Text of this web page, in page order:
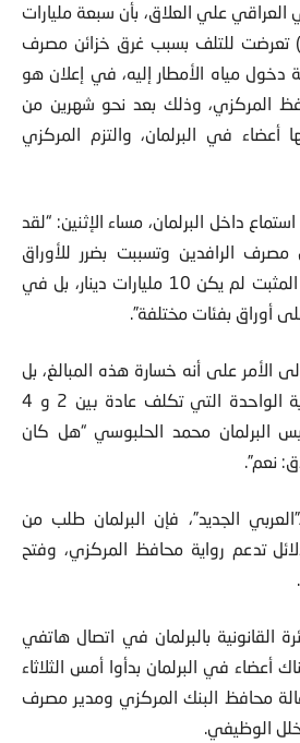
العراقي علي العلاق، بأن سبعة مليارات
دولار) تعرضت للتلف بسبب غرق خزائن مصرف
دخول مياه الأمطار إليه، في إعلان هو
المركزي، وذلك بعد نحو شهرين من
أعضاء في البرلمان، والتزم المركزي
داخل البرلمان، مساء الإثنين: “لقد
مصرف الرافدين وتسببت بضرر للأوراق
النقدية”، مضيفاً: “المبلغ المثبت لم يكن 10 مليارات دينار، بل في
الأمر على أنه خسارة هذه المبالغ، بل
قيمة طبع الورقة النقدية الواحدة التي تكلف عادة بين 2 و 4
البرلمان محمد الحلبوسي “هل كان
الجديد”، فإن البرلمان طلب من
تدعم رواية محافظ المركزي، وفتح
بالبرلمان في اتصال هاتفي
أعضاء في البرلمان بدأوا أمس الثلاثاء
محافظ البنك المركزي ومدير مصرف
الوظيفي.